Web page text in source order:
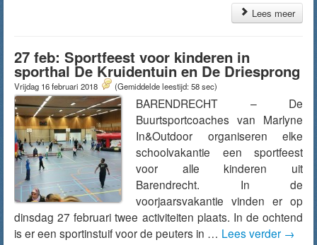
Lees meer
27 feb: Sportfeest voor kinderen in
sporthal De Kruidentuin en De Driesprong
Vrijdag 16 februari 2018 (Gemiddelde leestijd: 58 sec)
BARENDRECHT – De
Buurtsportcoaches van Marlyne
In&Outdoor organiseren elke
schoolvakantie een sportfeest
voor alle kinderen uit
Barendrecht. In de
voorjaarsvakantie vinden er op
dinsdag 27 februari twee activiteiten plaats. In de ochtend
is er een sportinstuif voor de peuters in … Lees verder →